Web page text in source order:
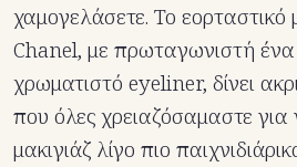
χαμογελάσετε. Το εορταστικό
Chanel, με πρωταγωνιστή
χρωματιστό eyeliner, δίνει
που όλες χρειαζόσαμαστε
μακιγιάζ λίγο πιο